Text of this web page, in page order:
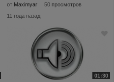
от Maximyar
50 просмотров
11 года назад
01:30